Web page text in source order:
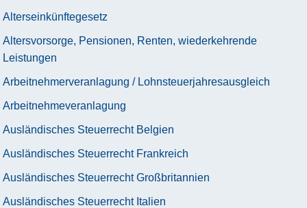
Alterseinkünftegesetz
Altersvorsorge, Pensionen, Renten, wiederkehrende
Leistungen
Arbeitnehmerveranlagung / Lohnsteuerjahresausgleich
Arbeitnehmeveranlagung
Ausländisches Steuerrecht Belgien
Ausländisches Steuerrecht Frankreich
Ausländisches Steuerrecht Großbritannien
Ausländisches Steuerrecht Italien